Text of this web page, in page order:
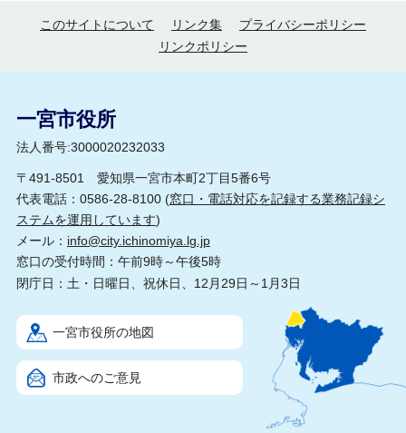
このサイトについて リンク集
プライバシーポリシー
リンクポリシー
一宮市役所
法人番号:3000020232033
〒491-8501 愛知県一宮市本町2丁目5番6号
代表電話：0586-28-8100 (窓口・電話対応を記録する業務記録シ
ステムを運用しています)
メール： info@city.ichinomiya.lg.jp
窓口の受付時間：午前9時～午後5時
閉庁日：土・日曜日、祝休日、12月29日～1月3日
一宮市役所の地図
市政へのご意見